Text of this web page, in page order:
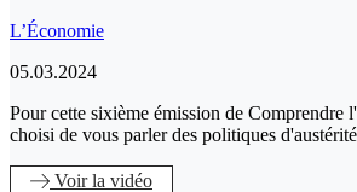
L’Économie
05.03.2024
Pour cette sixième émission de Comprendre
choisi de vous parler des politiques
Voirla vidéo